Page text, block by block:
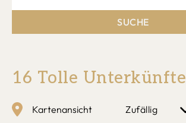
16 Tolle Unterkünfte
Kartenansicht Zufällig